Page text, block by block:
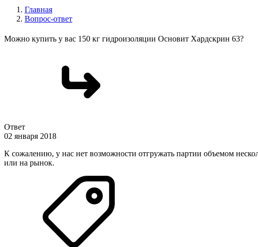
Главная
Вопрос-ответ
Можно купить у вас 150 кг гидроизоляции Основит Хардскрин 63?
Ответ
02 января 2018
К сожалению, у нас нет возможности отгружать партии объемом
или на рынок.